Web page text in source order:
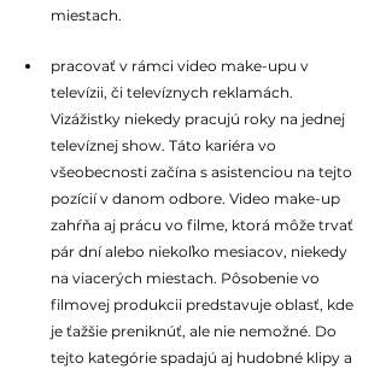
miestach.
pracovať v rámci video make-upu v
televízii, či televíznych reklamách.
Vizážistky niekedy pracujú roky na jednej
televíznej show. Táto kariéra vo
všeobecnosti začína s asistenciou na tejto
pozícií v danom odbore. Video make-up
zahŕňa aj prácu vo filme, ktorá môže trvať
pár dní alebo niekoľko mesiacov, niekedy
na viacerých miestach. Pôsobenie vo
filmovej produkcii predstavuje oblasť, kde
je ťažšie preniknúť, ale nie nemožné. Do
tejto kategórie spadajú aj hudobné klipy a